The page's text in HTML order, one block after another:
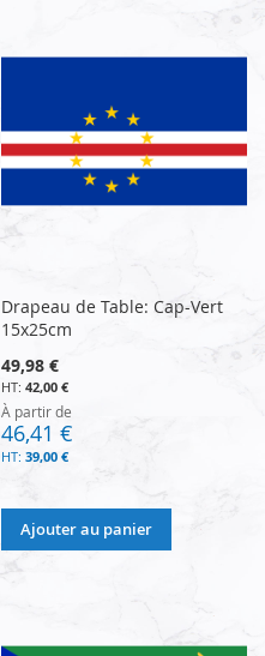
Drapeau de Table: Cap-Vert
15x25cm
49,98 €
42,00 €
À partir de
46,41 €
39,00 €
Ajouter au panier